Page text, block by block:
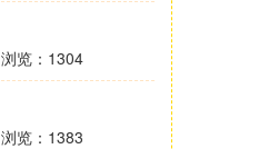
浏览：1304
浏览：1383